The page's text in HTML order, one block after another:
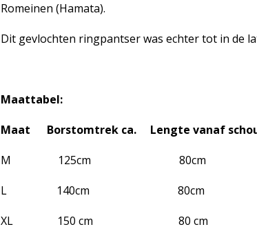
Romeinen (Hamata).
Dit gevlochten ringpantser was echter tot in de
Maattabel:
Maat Borstomtrek ca. Lengte vanaf
M 125cm 80cm
L 140cm 80cm
XL 150 cm 80 cm